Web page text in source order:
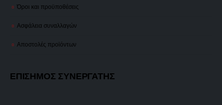
Όροι και προϋποθέσεις
Ασφάλεια συναλλαγών
Αποστολές προϊόντων
ΕΠΙΣΗΜΟΣ ΣΥΝΕΡΓΑΤΗΣ